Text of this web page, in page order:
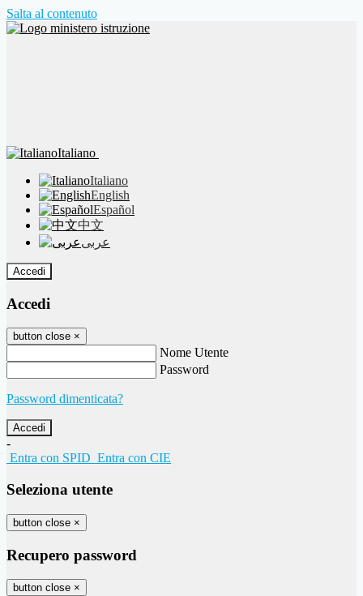
Salta al contenuto
Italiano
Italiano
English
Español
中文
عربى
Accedi
Accedi
button close ×
Nome Utente
Password
Password dimenticata?
-
Entra con SPID Entra con CIE
Seleziona utente
button close ×
Recupero password
button close ×